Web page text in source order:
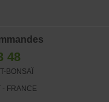
48
BONSAÏ
- FRANCE